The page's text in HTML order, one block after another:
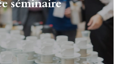
séminaire